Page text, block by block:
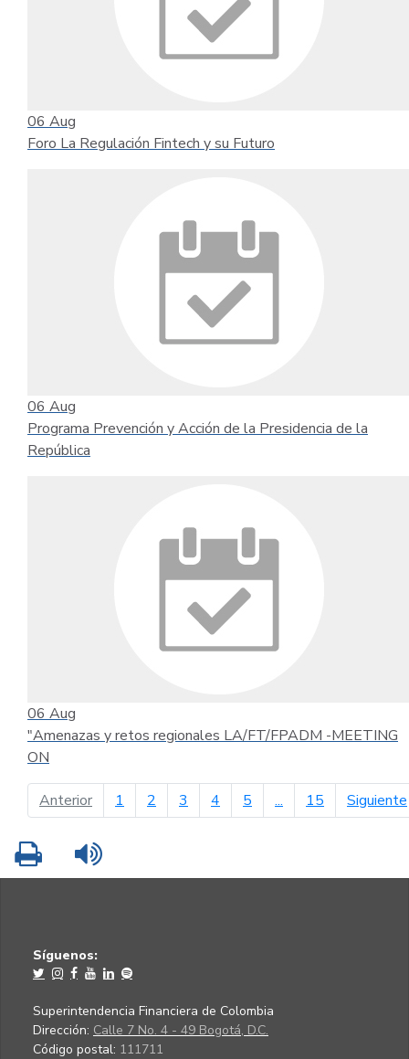
06 Aug
Foro La Regulación Fintech y su Futuro
06 Aug
Programa Prevención y Acción de la Presidencia de la
República
06 Aug
"Amenazas y retos regionales LA/FT/FPADM -MEETING
ON
Anteriorpágina anterior
1 2 3 4 5 ... 15 Siguiente
Imprimir
Síguenos:
Superintendencia Financiera de Colombia
Dirección: Calle 7 No. 4 - 49 Bogotá, D.C.
Código postal: 111711